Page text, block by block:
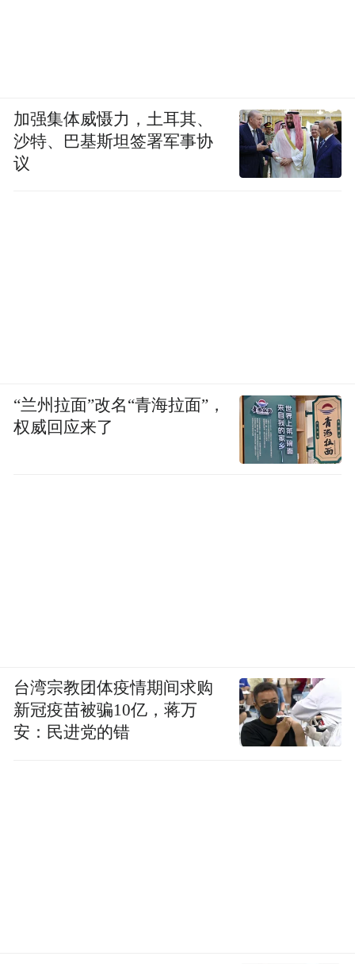
加强集体威慑力，土耳其、
沙特、巴基斯坦签署军事协
议
“兰州拉面”改名“青海拉面”，
权威回应来了
台湾宗教团体疫情期间求购
新冠疫苗被骗10亿，蒋万
安：民进党的错